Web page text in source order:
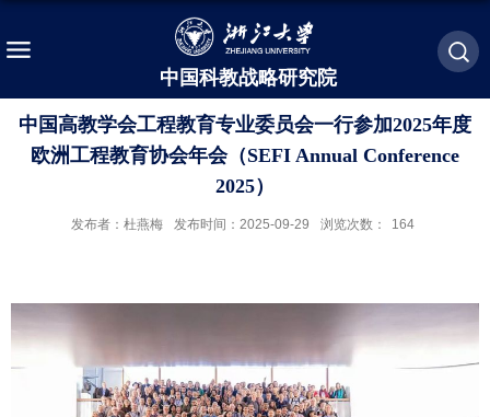
中国科教战略研究院
中国高教学会工程教育专业委员会一行参加2025年度
欧洲工程教育协会年会（SEFI Annual Conference
2025）
发布者：杜燕梅 发布时间：2025-09-29 浏览次数： 164